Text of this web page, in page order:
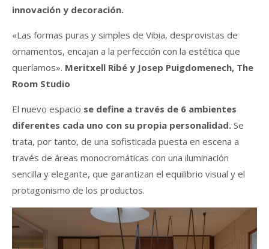
innovación y decoración.
«Las formas puras y simples de Vibia, desprovistas de
ornamentos, encajan a la perfección con la estética que
queríamos». Meritxell Ribé y Josep Puigdomenech, The
Room Studio
El nuevo espacio se define a través de 6 ambientes
diferentes cada uno con su propia personalidad. Se
trata, por tanto, de una sofisticada puesta en escena a
través de áreas monocromáticas con una iluminación
sencilla y elegante, que garantizan el equilibrio visual y el
protagonismo de los productos.